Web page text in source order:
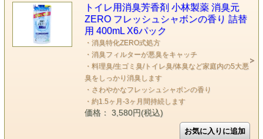
トイレ用消臭芳香剤 小林製薬 消臭元
ZERO フレッシュシャボンの香り 詰替
用 400mL X6パック
・消臭特化ZERO式処方
・消臭フィルターが悪臭をキャッチ
・料理臭/生ゴミ臭/トイレ臭/体臭など家庭内の5大悪
臭をしっかり消臭します
・さわやかなフレッシュシャボンの香り
・約1.5ヶ月-3ヶ月間持続します
価格： 3,580円(税込)